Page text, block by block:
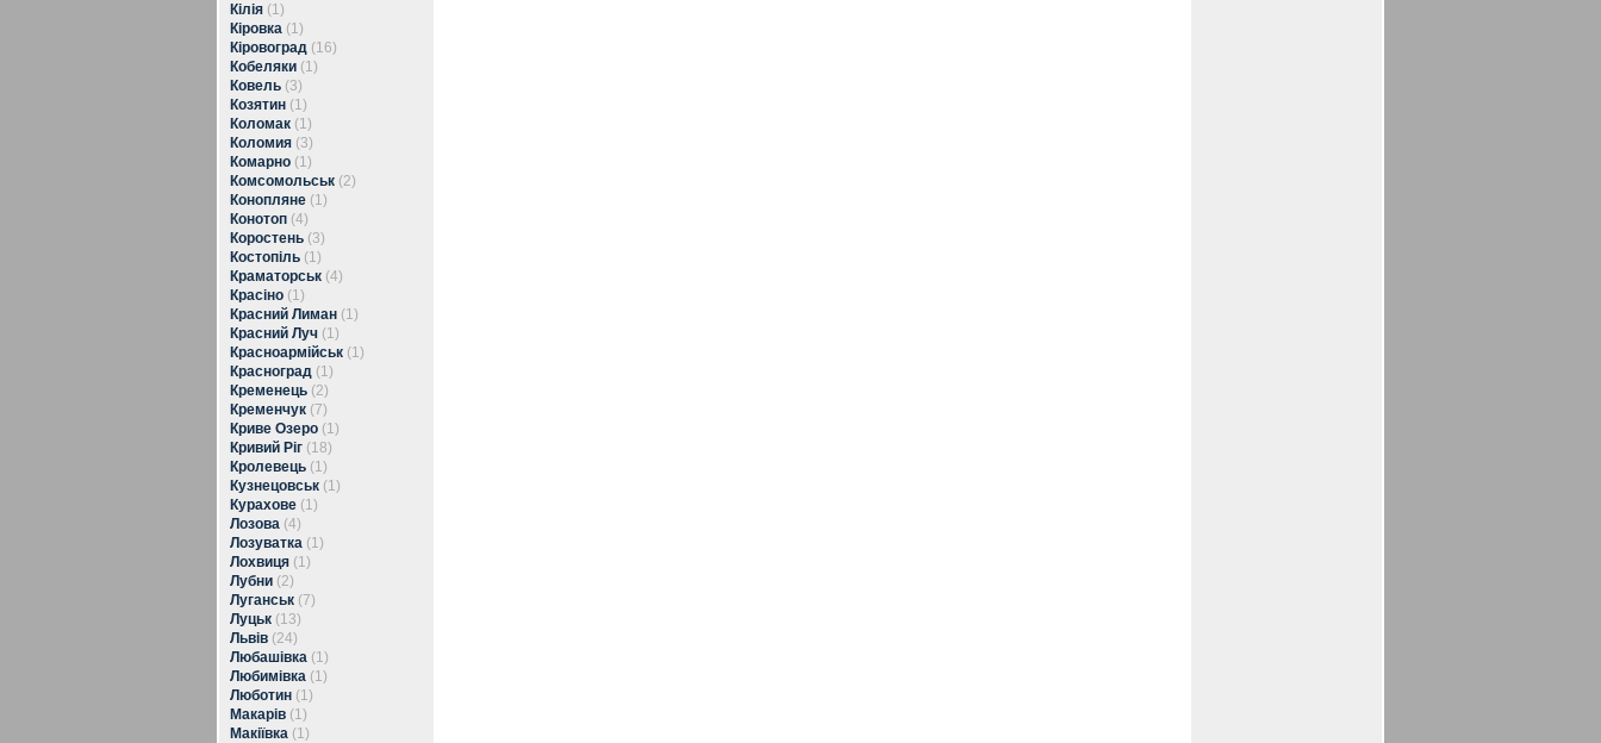
Кілія (1)
Кіровка (1)
Кіровоград (16)
Кобеляки (1)
Ковель (3)
Козятин (1)
Коломак (1)
Коломия (3)
Комарно (1)
Комсомольськ (2)
Конопляне (1)
Конотоп (4)
Коростень (3)
Костопіль (1)
Краматорськ (4)
Красіно (1)
Красний Лиман (1)
Красний Луч (1)
Красноармійськ (1)
Красноград (1)
Кременець (2)
Кременчук (7)
Криве Озеро (1)
Кривий Ріг (18)
Кролевець (1)
Кузнецовськ (1)
Курахове (1)
Лозова (4)
Лозуватка (1)
Лохвиця (1)
Лубни (2)
Луганськ (7)
Луцьк (13)
Львів (24)
Любашівка (1)
Любимівка (1)
Люботин (1)
Макарів (1)
Макіївка (1)